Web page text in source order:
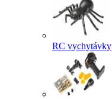
RC vychytávky